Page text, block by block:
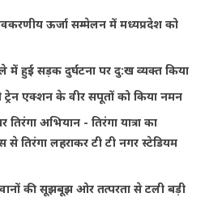
नवकरणीय ऊर्जा सम्मेलन में मध्यप्रदेश को
में हुई सड़क दुर्घटना पर दु:ख व्यक्त किया
ट्रेन एक्शन के वीर सपूतों को किया नमन
तिरंगा अभियान - तिरंगा यात्रा का
तिरंगा लहराकर टी टी नगर स्टेडियम
की सूझबूझ ओर तत्परता से टली बड़ी